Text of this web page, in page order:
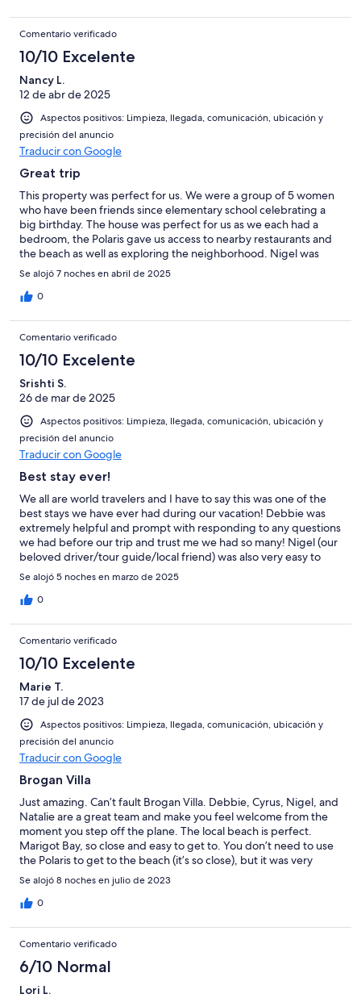
Comentario verificado
10/10 Excelente
Nancy L.
12 de abr de 2025
Aspectos positivos: Limpieza, llegada, comunicación, ubicación y
precisión del anuncio
Traducir con Google
Great trip
This property was perfect for us. We were a group of 5 women
who have been friends since elementary school celebrating a
big birthday. The house was perfect for us as we each had a
bedroom, the Polaris gave us access to nearby restaurants and
the beach as well as exploring the neighborhood. Nigel was
wonderful driving us when we we needed to go to the grocery
store, etc. and keeping us informed. We were happy we hadn’t
rented a car as the roads are terrible and unmarked. We did do
went through the rain forest, snorkeled, saw the waterfall, mud
baths, and bat cave. Everyone we met was lovely. Loved the
local restaurants - Villa, JJ’s and Chateau Mygo. Doolittle's had
decent food but the service was terrible but we did use their
ferry and beaches.
Se alojó 7 noches en abril de 2025
0
Comentario verificado
10/10 Excelente
Srishti S.
26 de mar de 2025
Aspectos positivos: Limpieza, llegada, comunicación, ubicación y
precisión del anuncio
Traducir con Google
Best stay ever!
We all are world travelers and I have to say this was one of the
best stays we have ever had during our vacation! Debbie was
extremely helpful and prompt with responding to any questions
we had before our trip and trust me we had so many! Nigel (our
beloved driver/tour guide/local friend) was also very easy to
contact via WhatsApp and he made our trip extra wonderful. He
just went above and beyond to take us around St. Lucia to show
us all the wonderful places and recommend the best places to
you were the best! We also enjoyed talking to Zarious who was
the Gardner at the property and just so welcoming and friendly.
He and Nigel teamed up to bring over some local food that was
prepared by a local chef to the property and made sure we
properly enjoyed the local flavors. We are very thankful to the
whole team at this property and would highly recommend
Brogan Villa to anyone visiting St. Lucia.
Se alojó 5 noches en marzo de 2025
0
Comentario verificado
10/10 Excelente
Marie T.
17 de jul de 2023
Aspectos positivos: Limpieza, llegada, comunicación, ubicación y
precisión del anuncio
Traducir con Google
Brogan Villa
Just amazing. Can’t fault Brogan Villa. Debbie, Cyrus, Nigel, and
Natalie are a great team and make you feel welcome from the
moment you step off the plane. The local beach is perfect.
Marigot Bay, so close and easy to get to. You don’t need to use
the Polaris to get to the beach (it’s so close), but it was very
useful to pop down the hill to Marigot Bay. The Villa (close by)
was an excellent place to eat, in or takeaway, they will even
come and get you from Brogan. A meal cooked by Cyrus is a
forever, we loved everything about Brogan Villa, didn’t want to
come home and would love to visit again sometime.
Se alojó 8 noches en julio de 2023
0
Comentario verificado
6/10 Normal
Lori L.